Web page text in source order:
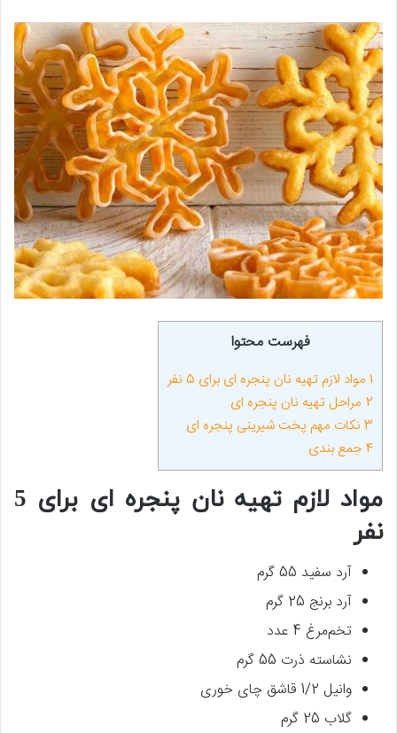
فهرست محتوا
1 مواد لازم تهیه نان پنجره‌ ای برای 5 نفر
2 مراحل تهیه نان پنجره ای
3 نکات مهم پخت شیرینی پنجره ای
4 جمع بندی
مواد لازم تهیه نان پنجره‌ ای برای 5
نفر
آرد سفید 55 گرم
آرد برنج 25 گرم
تخم‌مرغ 4 عدد
نشاسته ذرت 55 گرم
وانیل 1/2 قاشق چای خوری
گلاب 25 گرم